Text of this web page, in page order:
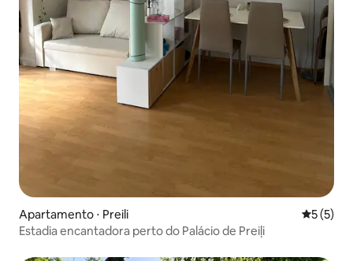
Apartamento ⋅ Preili 5 de
5 (5)
Estadia encantadora perto do Palácio de Preiļi